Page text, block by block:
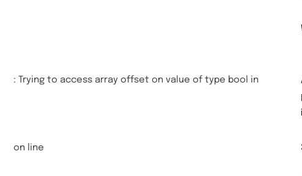
: Trying to access array offset on value of type bool in
on line